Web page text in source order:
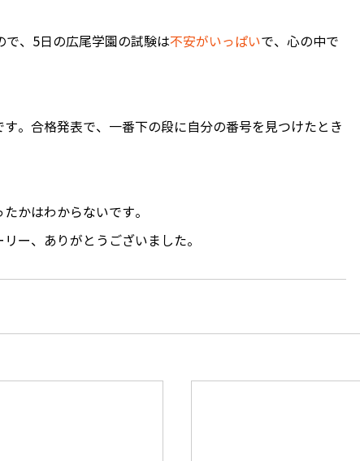
で、5日の広尾学園の試験は不安がいっぱいで、心の中で
す。合格発表で、一番下の段に自分の番号を見つけたとき
かはわからないです。
ー、ありがとうございました。